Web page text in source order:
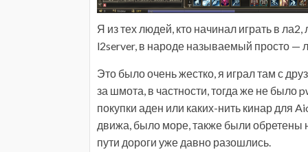
Я из тех людей, кто начинал играть в
l2server, в народе называемый просто —
Это было очень жестко, я играл там с
за шмота, в частности, тогда же не было
покупки аден или каких-нить кинар для
движа, было море, также были обретены
пути дороги уже давно разошлись.